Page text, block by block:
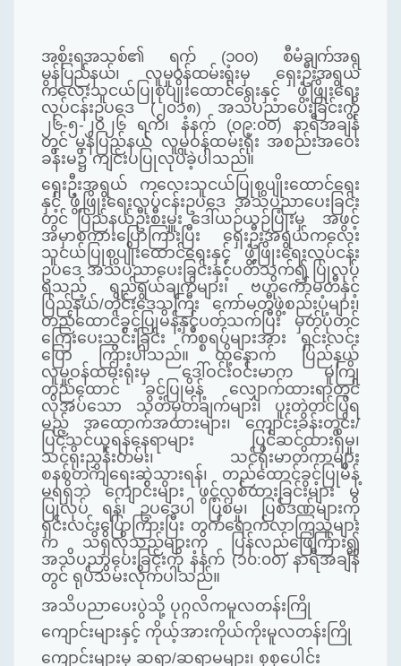
အစိုးရအသစ်၏ ရက် (၁၀၀) စီမံချက်အရ
မွန်ပြည်နယ်၊ လူမှုဝန်ထမ်းရုံးမှ ရှေးဦးအရွယ်
ကလေးသူငယ်ပြုစုပျိုးထောင်ရေးနှင့် ဖွံ့ဖြိုးရေး
လုပ်ငန်းဥပဒေ (၂၀၁၈) အသိပညာပေးခြင်းကို
၂၆-၅-၂၀၂၆ ရက်၊ နံနက် (၀၉:၀၀) နာရီအချိန်
တွင် မွန်ပြည်နယ် လူမှုဝန်ထမ်းရုံး အစည်းအဝေး
ခန်းမ၌ ကျင်းပပြုလုပ်ခဲ့ပါသည်။
ရှေးဦးအရွယ်
ကလေးသူငယ်ပြုစုပျိုးထောင်ရေး
နှင့် ဖွံ့ဖြိုးရေးလုပ်ငန်းဥပဒေ အသိပညာပေးခြင်း
တွင် ပြည်နယ်ဦးစီးမှူး ဒေါ်ယဉ်ယဉ်ပြုံးမှ
အဖွင့်
အမှာစကားပြောကြားပြီး
ရှေးဦးအရွယ်ကလေး
သူငယ်ပြုစုပျိုးထောင်ရေးနှင့်
ဖွံ့ဖြိုးရေးလုပ်ငန်း
ဥပဒေ အသိပညာပေးခြင်းနှင့်ပတ်သက်၍ ပြုလုပ်
ရသည့် ရည်ရွယ်ချက်များ၊ ဗဟိုကော်မတီနှင့်
ပြည်နယ်/တိုင်းဒေသကြီး ကော်မတီဖွဲ့စည်းပုံများ၊
တည်ထောင်ခွင့်ပြုမိန့်နှင့်ပတ်သက်ပြီး မှတ်ပုံတင်
ကြေးပေးသွင်းခြင်း ကိစ္စရပ်များအား ရှင်းလင်း
ပြော ကြားပါသည်။ ထို့နောက် ပြည်နယ်
လူမှုဝန်ထမ်းရုံးမှ ဒေါ်ဝင်းဝင်းမာက
မူကြို
တည်ထောင် ခွင့်ပြုမိန့် လျှောက်ထားရာတွင်
လိုအပ်သော သတ်မှတ်ချက်များ၊ ပူးတွဲတင်ပြရ
မည့် အထောက်အထားများ၊ ကျောင်းခန်းတွင်း/
ပြင်သင်ယူရန်နေရာများ ပြင်ဆင်ထားရှိမှု၊
သင်ရိုးညွှန်းတမ်း၊ သင်ရိုးမာတိကာများ
စနစ်တကျရေးဆွဲသွားရန်၊ တည်ထောင်ခွင့်ပြုမိန့်
မရရှိဘဲ ကျောင်းများ ဖွင့်လှစ်ထားခြင်းများ မ
ပြုလုပ် ရန်၊ ဥပဒေပါ ပြစ်မှု၊ ပြစ်ဒဏ်များကို
ရှင်းလင်းပြောကြားပြီး တက်ရောက်လာကြသူများ
က သိရှိလိုသည်များကို ပြန်လည်ဖြေကြား၍
အသိပညာပေးခြင်းကို နံနက် (၁၀:၀၀) နာရီအချိန်
တွင် ရုပ်သိမ်းလိုက်ပါသည်။
အသိပညာပေးပွဲသို့ ပုဂ္ဂလိကမူလတန်းကြို
ကျောင်းများနှင့် ကိုယ့်အားကိုယ်ကိုးမူလတန်းကြို
ကျောင်းများမှ ဆရာ/ဆရာမများ၊ စုစုပေါင်း